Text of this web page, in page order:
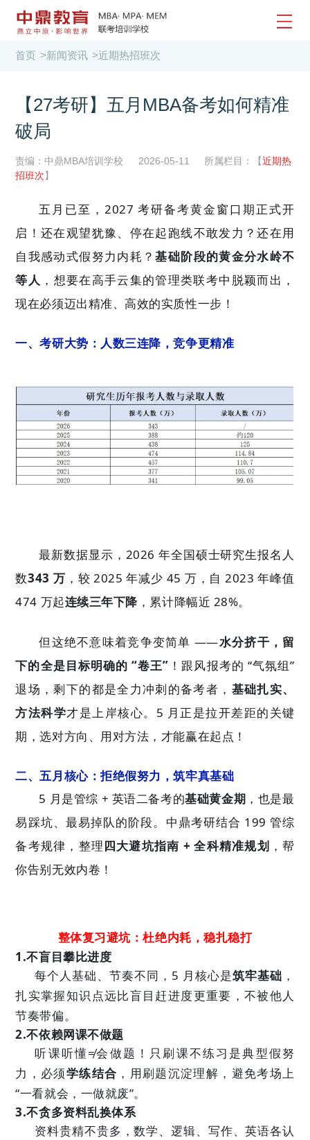
首页 >新闻资讯 >近期热招班次
【27考研】五月MBA备考如何精准
破局
责编：中鼎MBA培训学校 2026-05-11 所属栏目：【近期热
招班次】
五月已至，2027 考研备考黄金窗口期正式开
启！还在观望犹豫、停在起跑线不敢发力？还在用
自我感动式假努力内耗？基础阶段的黄金分水岭不
等人 ，想要在高手云集的管理类联考中脱颖而出，
现在必须迈出精准、高效的实质性一步！
一、考研大势：人数三连降，竞争更精准
最新数据显示，2026 年全国硕士研究生报名人
数343 万 ，较 2025 年减少 45 万，自 2023 年峰值
474 万起连续三年下降，累计降幅近 28%。
但这绝不意味着竞争变简单 ——水分挤干，留
下的全是目标明确的 “卷王” ！跟风报考的 “气氛组”
退场，剩下的都是全力冲刺的备考者， 基础扎实、
方法科学才是上岸核心。5 月正是拉开差距的关键
期，选对方向、用对方法，才能赢在起点！
二、五月核心：拒绝假努力，筑牢真基础
5 月是管综 + 英语二备考的基础黄金期 ，也是最
易踩坑、最易掉队的阶段。中鼎考研结合 199 管综
备考规律，整理四大避坑指南 + 全科精准规划 ，帮
你告别无效内卷！
整体复习避坑：杜绝内耗，稳扎稳打
1.不盲目攀比进度
每个人基础、节奏不同，5 月核心是筑牢基础 ，
扎实掌握知识点远比盲目赶进度更重要，不被他人
节奏带偏。
2.不依赖网课不做题
听课听懂≠会做题！只刷课不练习是典型假努
力，必须学练结合 ，用刷题沉淀理解，避免考场上
“一看就会，一做就废”。
3.不贪多资料乱换体系
资料贵精不贵多，数学、逻辑、写作、英语各认